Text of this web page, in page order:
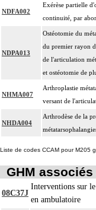
NDFA002
Exérèse partielle
continuité, par
NDPA013
Ostéotomie du
du premier rayon
de l'articulation
et ostéotomie de
NHMA007
Arthroplastie
versant de
NHDA004
Arthrodèse de la
Liste de codes CCAM pour M205
GHM associés
08C37J
Interventions sur
en ambulatoire